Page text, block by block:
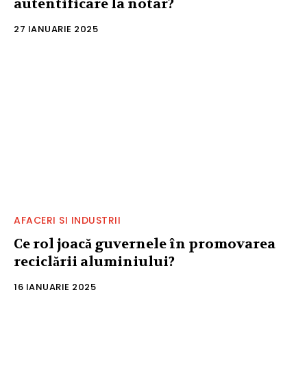
autentificare la notar?
27 IANUARIE 2025
AFACERI SI INDUSTRII
Ce rol joacă guvernele în promovarea
reciclării aluminiului?
16 IANUARIE 2025